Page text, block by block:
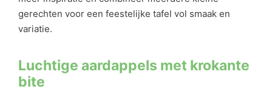
gerechten voor een feestelijke tafel vol smaak en
variatie.
Luchtige aardappels met krokante
bite